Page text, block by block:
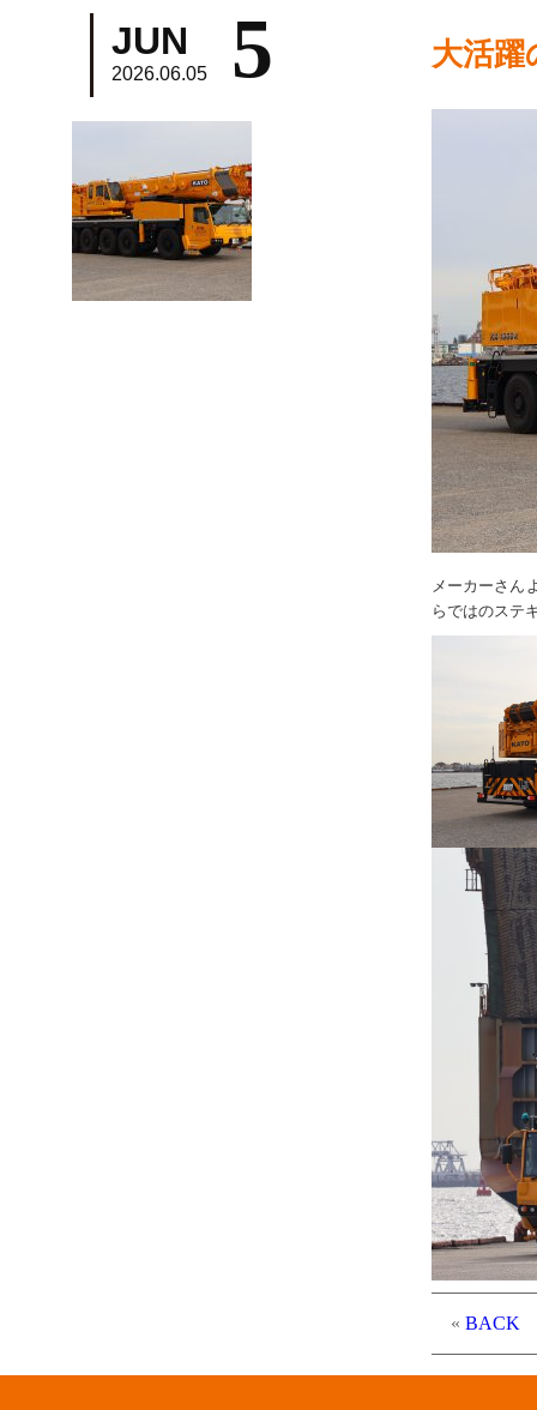
JUN
2026.06.05 5 大活躍
メーカーさん
らではのステ
« BACK